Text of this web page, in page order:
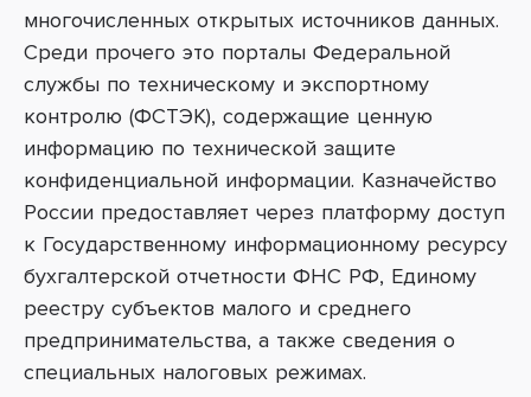
многочисленных открытых источников данных.
Среди прочего это порталы Федеральной
службы по техническому и экспортному
контролю (ФСТЭК), содержащие ценную
информацию по технической защите
конфиденциальной информации. Казначейство
России предоставляет через платформу доступ
к Государственному информационному ресурсу
бухгалтерской отчетности ФНС РФ, Единому
реестру субъектов малого и среднего
предпринимательства, а также сведения о
специальных налоговых режимах.